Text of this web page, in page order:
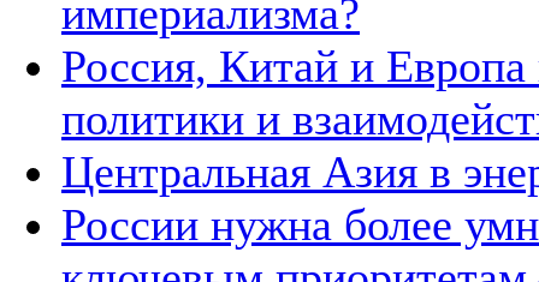
империализма?
Россия, Китай и
политики и
Центральная Азия в
России нужна более